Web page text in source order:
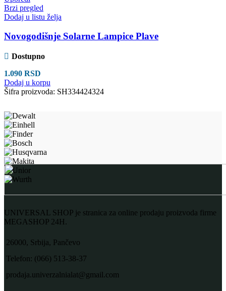
Brzi pregled
Dodaj u listu želja
Novogodišnje Solarne Lampice Plave
Dostupno
1.090 RSD
Dodaj u korpu
Šifra proizvoda: SH334424324
UNIVERSAL SHOP je stranica za online prodaju proizvoda firme
MEGASHOP 24H.
26000, Srbija, Pančevo
Telefon: (066) 513-38-37
prodaja.univerzalnialat@gmail.com